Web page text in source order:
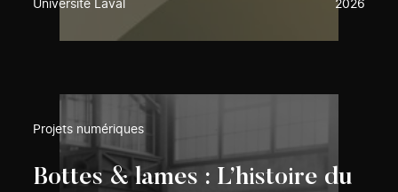
Université Laval 2026
Projets numériques
Bottes & lames : L’histoire du